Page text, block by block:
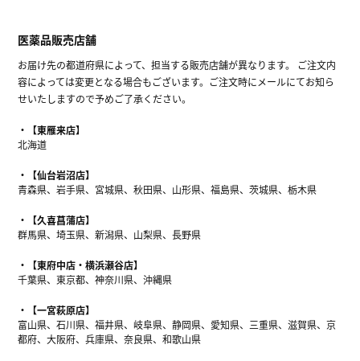
医薬品販売店舗
お届け先の都道府県によって、担当する販売店舗が異なります。 ご注文内
容によっては変更となる場合もございます。ご注文時にメールにてお知ら
せいたしますので予めご了承ください。
【東雁来店】
北海道
【仙台岩沼店】
青森県、岩手県、宮城県、秋田県、山形県、福島県、茨城県、栃木県
【久喜菖蒲店】
群馬県、埼玉県、新潟県、山梨県、長野県
【東府中店・横浜瀬谷店】
千葉県、東京都、神奈川県、沖縄県
【一宮萩原店】
富山県、石川県、福井県、岐阜県、静岡県、愛知県、三重県、滋賀県、京
都府、大阪府、兵庫県、奈良県、和歌山県